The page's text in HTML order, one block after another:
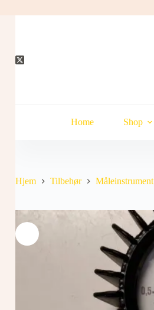
Home Shop
Hjem Tilbehør Måleinstrument